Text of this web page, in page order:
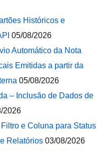
Históricos e
05/08/2026
Automático da Nota
Emitidas a partir da
05/08/2026
– Inclusão de Dados de
2026
e Coluna para Status
Relatórios 03/08/2026